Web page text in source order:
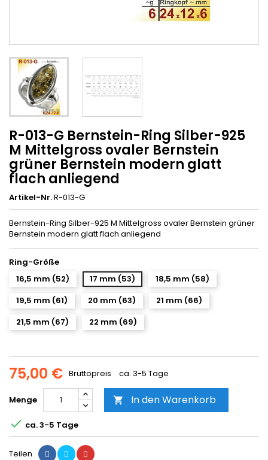
R-013-G Bernstein-Ring Silber-925
M Mittelgross ovaler Bernstein
grüner Bernstein modern glatt
flach anliegend
Artikel-Nr.R-013-G
Bernstein-Ring Silber-925 M Mittelgross ovaler Bernstein grüner
Bernstein modern glatt flach anliegend
Ring-Größe
16,5 mm (52)
17 mm (53)
18,5 mm (58)
19,5 mm (61)
20 mm (63)
21 mm (66)
21,5 mm (67)
22 mm (69)
75,00 € Bruttopreis ca. 3-5 Tage
Menge  In den Warenkorb
 ca. 3-5 Tage
Teilen